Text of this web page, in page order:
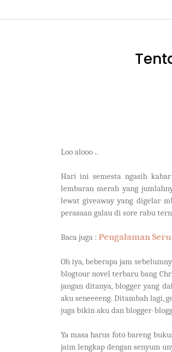
Loo alooo ..
Hari ini semesta ngasih
lembaran merah yang
lewat giveaway yang digelar
perasaan galau di sore rabu
Baca juga : Pengalaman
Oh iya, beberapa jam
blogtour novel terbaru bang
jangan ditanya, blogger yang
aku seneeeeng. Ditambah lagi,
juga bikin aku dan blogger-
Ya masa harus foto bareng
jaim lengkap dengan senyum